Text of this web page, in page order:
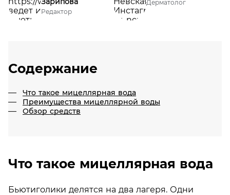
Редактор
Дерматолог
Содержание
Что такое мицеллярная вода
Преимущества мицеллярной воды
Обзор средств
Что такое мицеллярная вода
Бьютиголики делятся на два лагеря. Одни